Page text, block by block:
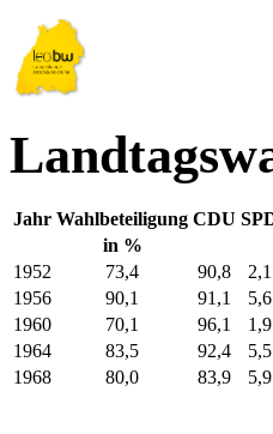
Jahr Wahlbeteiligung CDU
in %
1952
73,4 90,8 2,1
1956
90,1 91,1 5,6
1960
70,1 96,1 1,9
1964
83,5 92,4 5,5
1968
80,0 83,9 5,9